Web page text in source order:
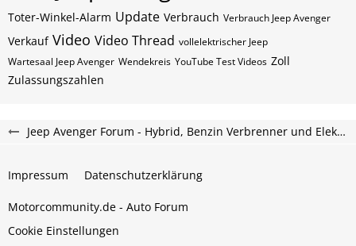
Toter-Winkel-Alarm Update Verbrauch Verbrauch Jeep Avenger
Verkauf Video Video Thread vollelektrischer Jeep
Wartesaal Jeep Avenger Wendekreis YouTube Test Videos Zoll
Zulassungszahlen
Jeep Avenger Forum - Hybrid, Benzin Verbrenner und Elektroauto Forum
Impressum Datenschutzerklärung
Motorcommunity.de - Auto Forum
Cookie Einstellungen